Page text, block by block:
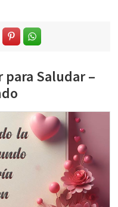
para Saludar –